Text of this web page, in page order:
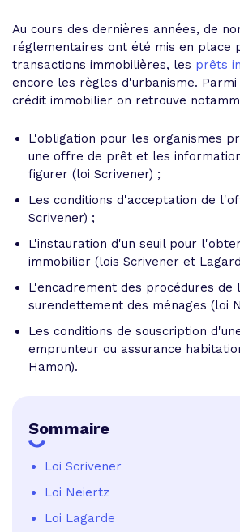
Au cours des dernières années, de
réglementaires ont été mis en place
transactions immobilières, les prêts
encore les règles d'urbanisme.
crédit immobilier on retrouve
L'obligation pour les organismes
une offre de prêt et les
figurer (loi Scrivener) ;
Les conditions d'acceptation de
Scrivener) ;
L'instauration d'un seuil pour
immobilier (lois Scrivener et
L'encadrement des procédures de
surendettement des ménages (loi
Les conditions de souscription
emprunteur ou assurance
Hamon).
Sommaire
Loi Scrivener
Loi Neiertz
Loi Lagarde